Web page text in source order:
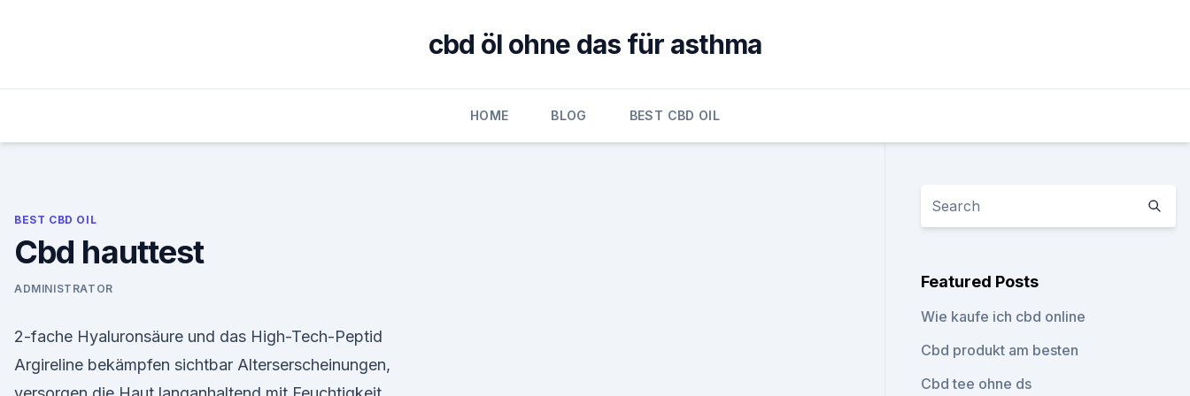
cbd öl ohne das für asthma
HOME BLOG BEST CBD OIL
BEST CBD OIL
Cbd hauttest
ADMINISTRATOR
2-fache Hyaluronsäure und das High-Tech-Peptid
Argireline bekämpfen sichtbar Alterserscheinungen,
Featured Posts
Wie kaufe ich cbd online
Cbd produkt am besten
Cbd tee ohne ds